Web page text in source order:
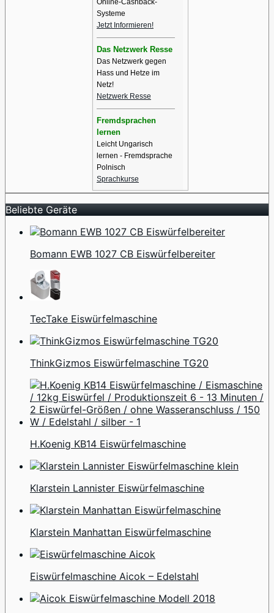
Systeme
Jetzt Informieren!
Das Netzwerk Resse
Das Netzwerk gegen
Hass und Hetze im
Netz!
Netzwerk Resse
Fremdsprachen
lernen
Leicht Ungarisch
lernen - Fremdsprache
Polnisch
Sprachkurse
Beliebte Geräte
Bomann EWB 1027 CB Eiswürfelbereiter
TecTake Eiswürfelmaschine
ThinkGizmos Eiswürfelmaschine TG20
H.Koenig KB14 Eiswürfelmaschine
Klarstein Lannister Eiswürfelmaschine
Klarstein Manhattan Eiswürfelmaschine
Eiswürfelmaschine Aicok – Edelstahl